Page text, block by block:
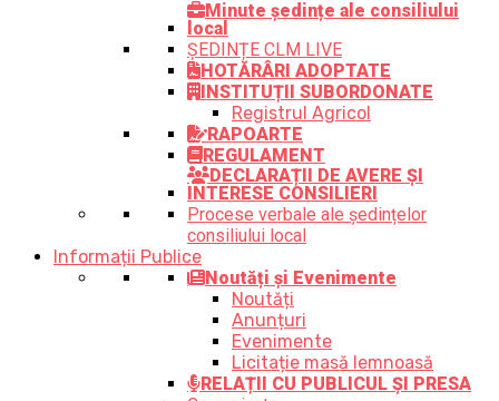
Minute ședințe ale consiliului
local
ȘEDINȚE CLM LIVE
HOTĂRÂRI ADOPTATE
INSTITUȚII SUBORDONATE
Registrul Agricol
RAPOARTE
REGULAMENT
DECLARAȚII DE AVERE ȘI
INTERESE CONSILIERI
Procese verbale ale ședințelor
consiliului local
Informații Publice
Noutăți și Evenimente
Noutăți
Anunțuri
Evenimente
Licitație masă lemnoasă
RELAȚII CU PUBLICUL ȘI PRESA